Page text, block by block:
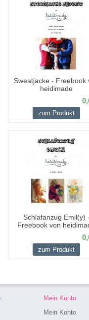
Sweatjacke - Freebook
heidimade
zum Produkt
Schlafanzug Emil(y)
Freebook von
zum Produkt
Mein Konto
Mein Konto